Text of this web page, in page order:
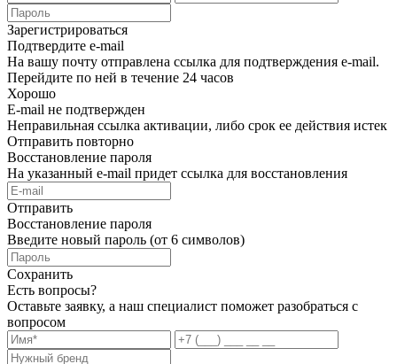
Зарегистрироваться
Подтвердите e-mail
На вашу почту отправлена ссылка для подтверждения e-mail.
Перейдите по ней в течение 24 часов
Хорошо
E-mail не подтвержден
Неправильная ссылка активации, либо срок ее действия истек
Отправить повторно
Восстановление пароля
На указанный e-mail придет ссылка для восстановления
Отправить
Восстановление пароля
Введите новый пароль (от 6 символов)
Сохранить
Есть вопросы?
Оставьте заявку, а наш специалист поможет разобраться с
вопросом